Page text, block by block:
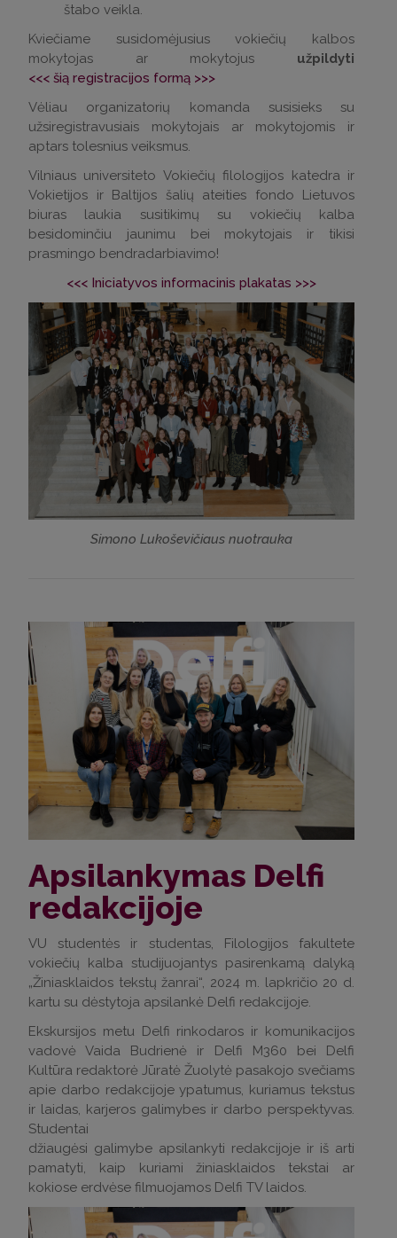
štabo veikla.
Kviečiame susidomėjusius vokiečių kalbos
mokytojas ar mokytojus užpildyti
<<< šią registracijos formą >>>
Vėliau organizatorių komanda susisieks su
užsiregistravusiais mokytojais ar mokytojomis ir
aptars tolesnius veiksmus.
Vilniaus universiteto Vokiečių filologijos katedra ir
Vokietijos ir Baltijos šalių ateities fondo Lietuvos
biuras laukia susitikimų su vokiečių kalba
besidominčiu jaunimu bei mokytojais ir tikisi
prasmingo bendradarbiavimo!
<<< Iniciatyvos informacinis plakatas >>>
Simono Lukoševičiaus nuotrauka
Apsilankymas Delfi
redakcijoje
VU studentės ir studentas, Filologijos fakultete
vokiečių kalba studijuojantys pasirenkamą dalyką
„Žiniasklaidos tekstų žanrai“, 2024 m. lapkričio 20 d.
kartu su dėstytoja apsilankė Delfi redakcijoje.
Ekskursijos metu Delfi rinkodaros ir komunikacijos
vadovė Vaida Budrienė ir Delfi M360 bei Delfi
Kultūra redaktorė Jūratė Žuolytė pasakojo svečiams
apie darbo redakcijoje ypatumus, kuriamus tekstus
ir laidas, karjeros galimybes ir darbo perspektyvas.
Studentai
džiaugėsi galimybe apsilankyti redakcijoje ir iš arti
pamatyti, kaip kuriami žiniasklaidos tekstai ar
kokiose erdvėse filmuojamos Delfi TV laidos.